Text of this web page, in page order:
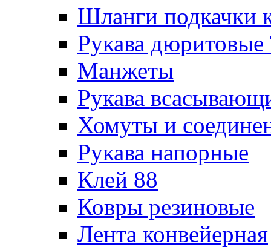
Шланги подкачки
Рукава
Манжеты
Рукава
Хомуты и
Рукава напорные
Клей 88
Ковры резиновые
Лента конвейерная